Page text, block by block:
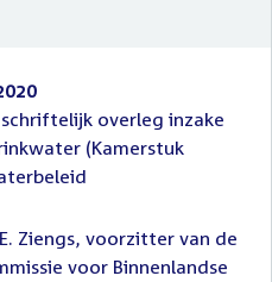
overleg inzake
(Kamerstuk
E. Ziengs, voorzitter van de
voor Binnenlandse